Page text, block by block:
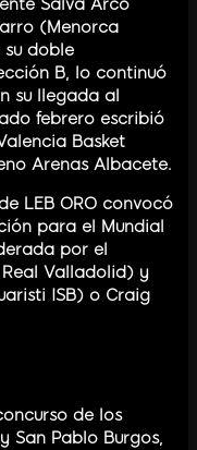
Salva Arco
(Menorca
doble
B, lo continuó
su llegada al
febrero escribió
Basket
Arenas Albacete.
LEB ORO convocó
para el Mundial
por el
Valladolid) y
ISB) o Craig
de los
San Pablo Burgos,